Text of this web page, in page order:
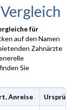
für
auf den Namen
Zahnärzte
Sie
Anreise